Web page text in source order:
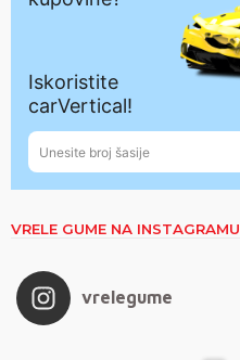
VRELE GUME NA INSTAGRAMU
vrelegume